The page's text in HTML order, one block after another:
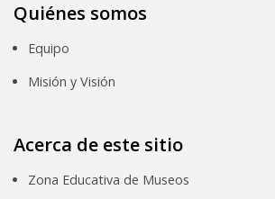
Quiénes somos
Equipo
Misión y Visión
Acerca de este sitio
Zona Educativa de Museos